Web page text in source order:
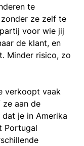
te
ze zelf te
voor wie jij
de klant, en
Minder risico, zo
verkoopt vaak
aan de
je in Amerika
Portugal